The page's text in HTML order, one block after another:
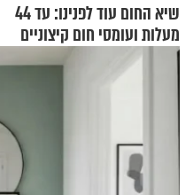
שיא החום עוד לפנינו: עד 44
מעלות ועומסי חום קיצוניים